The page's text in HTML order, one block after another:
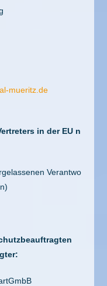
mueritz.de
in der EU n
Verantwo